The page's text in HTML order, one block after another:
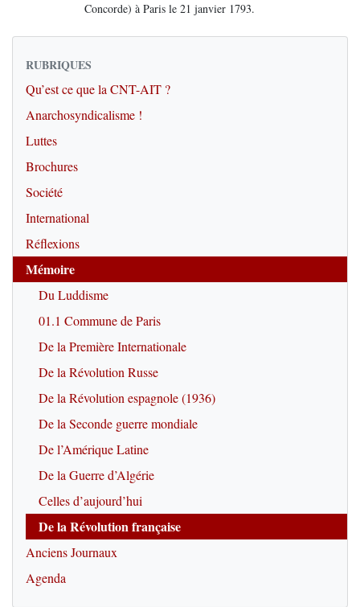
Concorde) à Paris le 21 janvier 1793.
RUBRIQUES
Qu’est ce que la CNT-AIT ?
Anarchosyndicalisme !
Luttes
Brochures
Société
International
Réflexions
Mémoire
Du Luddisme
01.1 Commune de Paris
De la Première Internationale
De la Révolution Russe
De la Révolution espagnole (1936)
De la Seconde guerre mondiale
De l’Amérique Latine
De la Guerre d’Algérie
Celles d’aujourd’hui
De la Révolution française
Anciens Journaux
Agenda